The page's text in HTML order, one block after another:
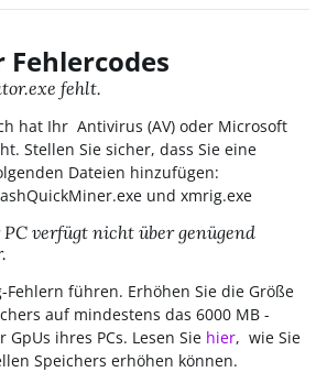
fehlt.
hat Ihr Antivirus (AV) oder Microsoft
Stellen Sie sicher, dass Sie eine
Dateien hinzufügen:
und xmrig.exe
verfügt nicht über genügend
Fehlern führen. Erhöhen Sie die Größe
auf mindestens das 6000 MB -
ihres PCs. Lesen Sie hier, wie Sie
Speichers erhöhen können.